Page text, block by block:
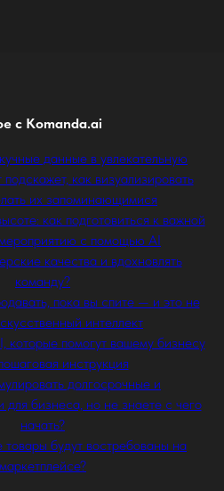
с Komanda.ai
данные в увлекательную
как визуализировать
их запоминающимися
как подготовиться к важной
с помощью AI
качества и вдохновлять
команду?
пока вы спите — и это не
интеллект
которые помогут вашему бизнесу
инструкция
долгосрочные и
для бизнеса, но не знаете с чего
начать?
товары будут востребованы на
маркетплейсе?